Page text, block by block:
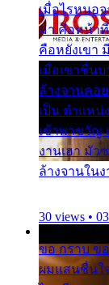
เมื่อไรหนอ
มา คือหน้าที่
คือหยังเขา
เมื่อเขาชื่น
ล้างจานคอ
เป็น ตำแหน่
เข้าพาขวัญ
งานเฮา มัว
ล้างจานในง
30 views •
ขอ กราบ ข
ผมแสนชื่นใ